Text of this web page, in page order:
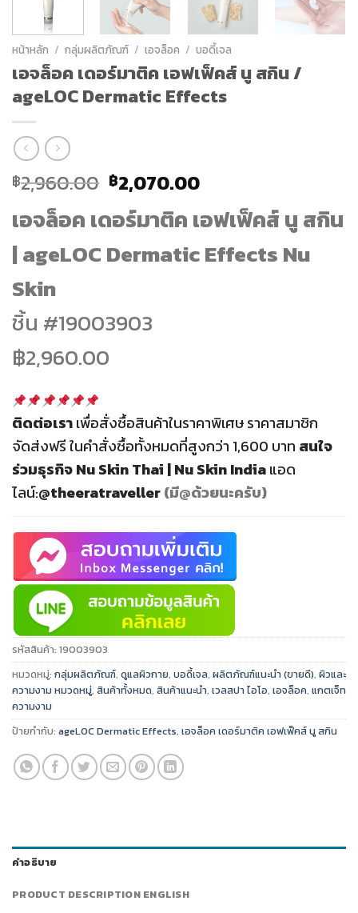
หน้าหลัก / กลุ่มผลิตภัณฑ์ / เอจล็อค / บอดี้เจล
เอจล็อค เดอร์มาติค เอฟเฟ็คส์ นู สกิน /
ageLOC Dermatic Effects
฿2,960.00 Original
price
was:
฿2,960.00.
฿2,070.00Current
price
is:
฿2,070.00.
เอจล็อค เดอร์มาติค เอฟเฟ็คส์ นู สกิน
| ageLOC Dermatic Effects Nu
Skin
ชิ้น #19003903
฿2,960.00
ติดต่อเราเพื่อสั่งซื้อสินค้าในราคาพิเศษ ราคาสมาชิก
จัดส่งฟรีในคำสั่งซื้อทั้งหมดที่สูงกว่า 1,600 บาท สนใจ
ร่วมธุรกิจNu Skin Thai | Nu Skin Indiaแอด
ไลน์:@theeratraveller(มี@ด้วยนะครับ)
รหัสสินค้า: 19003903
หมวดหมู่: กลุ่มผลิตภัณฑ์, ดูแลผิวกาย, บอดี้เจล, ผลิตภัณฑ์แนะนำ (ขายดี), ผิวและ
ความงาม หมวดหมู่, สินค้าทั้งหมด, สินค้าแนะนำ, เวลสปา ไอโอ, เอจล็อค, แกตเจ็ท
ความงาม
ป้ายกำกับ: ageLOC Dermatic Effects, เอจล็อค เดอร์มาติค เอฟเฟ็คส์ นู สกิน
คำอธิบาย
PRODUCT DESCRIPTION ENGLISH